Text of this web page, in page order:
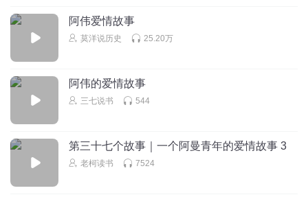
阿伟爱情故事
莫洋说历史 25.20万
阿伟的爱情故事
三七说书 544
第三十七个故事｜一个阿曼青年的爱情故事 3
老柯读书 7524